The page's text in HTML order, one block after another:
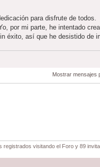
para disfrute de todos.
por mi parte, he intentado
éxito, así que he desistido de
Mostrar mensajes
visitando el Foro y 89